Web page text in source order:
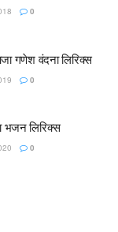
0
गणेश वंदना लिरिक्स
0
भजन लिरिक्स
0